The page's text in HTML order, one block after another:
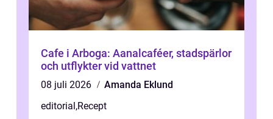
Cafe i Arboga: Aanalcaféer, stadspärlor
och utflykter vid vattnet
08 juli 2026
Amanda Eklund
editorial ,Recept